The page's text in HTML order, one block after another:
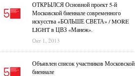
ОТКРЫЛСЯ Основной проект 5-й
Московской биеннале современного
искусства «БОЛЬШЕ СВЕТА» / MORE
LIGHT в ЦВЗ «Манеж».
Окт 1, 2013
Объявлен список участников Московской
биеннале